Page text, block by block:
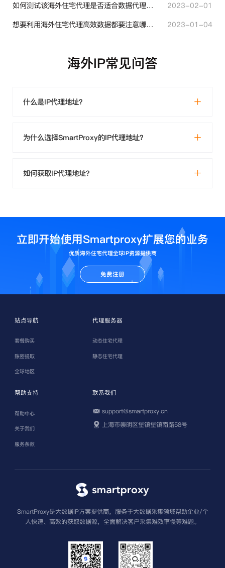
如何测试该海外住宅代理是否适合数据代理使用？
2023-02-01
想要利用海外住宅代理高效数据都要注意哪些地方？
2023-01-04
海外IP常见问答
什么是IP代理地址？
为什么选择SmartProxy的IP代理地址？
如何获取IP代理地址？
立即开始使用Smartproxy扩展您的业务
优质海外住宅代理全球IP资源提供商
免费注册
站点导航
套餐购买
账密提取
全球地区
代理服务器
动态住宅代理
静态住宅代理
帮助支持
帮助中心
关于我们
服务条款
联系我们
support@smartproxy.cn
上海市崇明区堡镇堡镇南路58号
SmartProxy是大数据IP方案提供商，服务于大数据采集领域帮助企业/个
人快速、高效的获取数据源，全面解决客户采集难效率慢等难题。